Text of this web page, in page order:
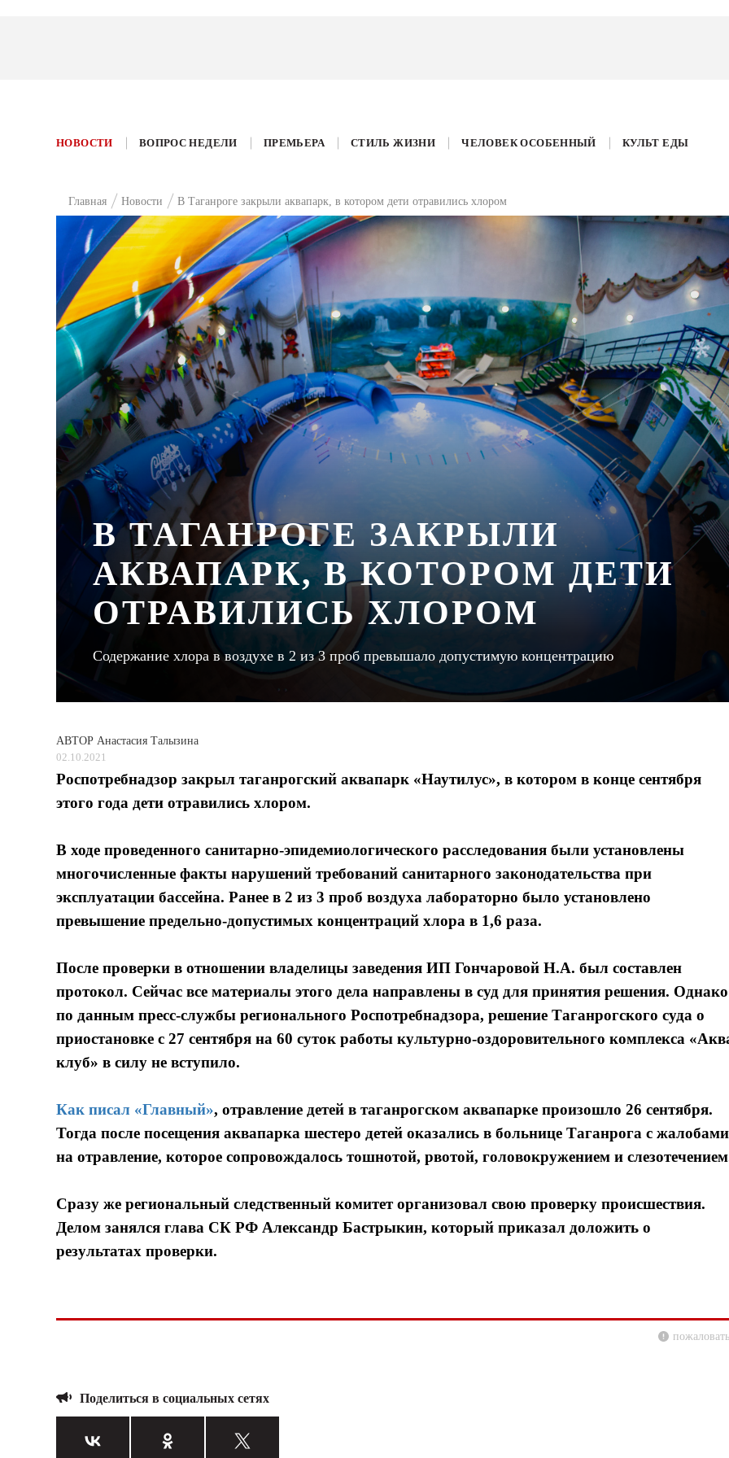
НОВОСТИ ВОПРОС НЕДЕЛИ ПРЕМЬЕРА СТИЛЬ ЖИЗНИ ЧЕЛОВЕК ОСОБЕННЫЙ КУЛЬТ ЕДЫ
Главная Новости В Таганроге закрыли аквапарк, в котором дети отравились хлором
В ТАГАНРОГЕ ЗАКРЫЛИ
АКВАПАРК, В КОТОРОМ ДЕТИ
ОТРАВИЛИСЬ ХЛОРОМ
Содержание хлора в воздухе в 2 из 3 проб превышало допустимую концентрацию
АВТОР Анастасия Талызина
02.10.2021
Роспотребнадзор закрыл таганрогский аквапарк «Наутилус», в котором в конце сентября
этого года дети отравились хлором.
В ходе проведенного санитарно-эпидемиологического расследования были установлены
многочисленные факты нарушений требований санитарного законодательства при
эксплуатации бассейна. Ранее в 2 из 3 проб воздуха лабораторно было установлено
превышение предельно-допустимых концентраций хлора в 1,6 раза.
После проверки в отношении владелицы заведения ИП Гончаровой Н.А. был составлен
протокол. Сейчас все материалы этого дела направлены в суд для принятия решения. Однако
по данным пресс-службы регионального Роспотребнадзора, решение Таганрогского суда о
приостановке с 27 сентября на 60 суток работы культурно-оздоровительного комплекса
клуб» в силу не вступило.
Как писал «Главный», отравление детей в таганрогском аквапарке произошло 26 сентября.
Тогда после посещения аквапарка шестеро детей оказались в больнице Таганрога с жалобами
на отравление, которое сопровождалось тошнотой, рвотой, головокружением и
Сразу же региональный следственный комитет организовал свою проверку происшествия.
Делом занялся глава СК РФ Александр Бастрыкин, который приказал доложить о
результатах проверки.
Поделиться в социальных сетях